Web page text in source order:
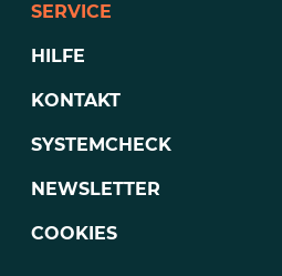
SERVICE
HILFE
KONTAKT
SYSTEMCHECK
NEWSLETTER
COOKIES